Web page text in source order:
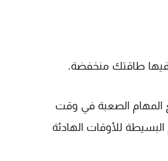
طاقتك منخفضة.
الصعبة في وقت
البسيطة للأوقات الهادئة